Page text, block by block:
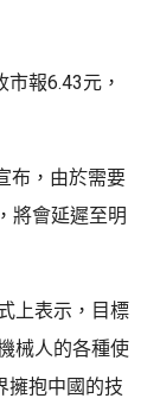
報6.43元，
布，由於需要
將會延遲至明
上表示，目標
械人的各種使
擁抱中國的技